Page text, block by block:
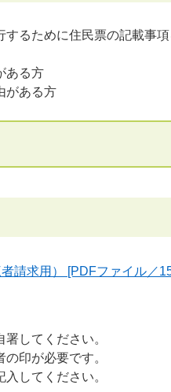
るために住民票の記載事
ある方
がある方
請求用） [PDFファイル／
してください。
印が必要です。
してください。